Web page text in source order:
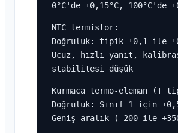
0°C'de ±0,15°C, 100°C'de
NTC termistör:
Doğruluk: tipik ±0,1 ile
Ucuz, hızlı yanıt,
stabilitesi düşük
Kurmaca termo-eleman (T
Doğruluk: Sınıf 1 için
Geniş aralık (-200 ile